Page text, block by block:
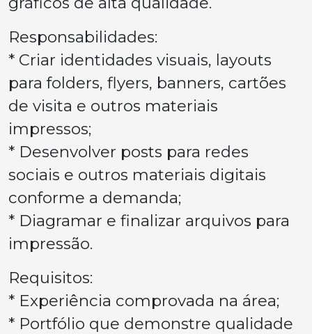
Responsabilidades:
* Criar identidades visuais, layouts
para folders, flyers, banners, cartões
de visita e outros materiais
impressos;
* Desenvolver posts para redes
sociais e outros materiais digitais
conforme a demanda;
* Diagramar e finalizar arquivos para
impressão.
Requisitos:
* Experiência comprovada na área;
* Portfólio que demonstre qualidade